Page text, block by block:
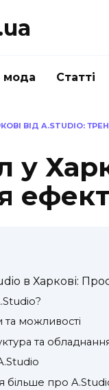
мода Статті
ВІД A.STUDIO:
у
в Харкові:
можливості
та
більше про